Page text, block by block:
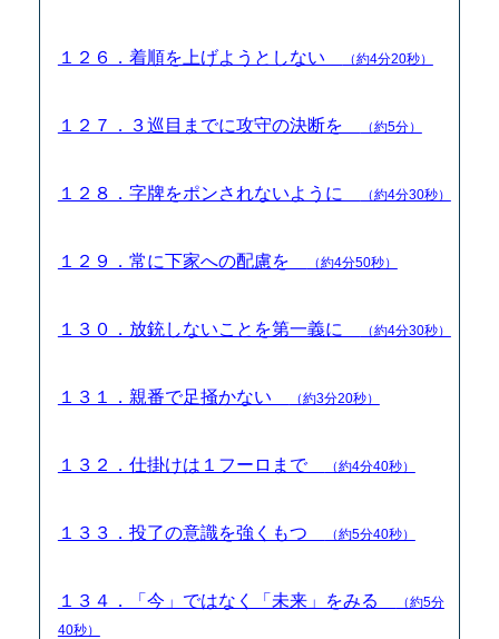
１２６．着順を上げようとしない （約4分20秒）
１２７．３巡目までに攻守の決断を （約5分）
１２８．字牌をポンされないように （約4分30秒）
１２９．常に下家への配慮を （約4分50秒）
１３０．放銃しないことを第一義に （約4分30秒）
１３１．親番で足掻かない （約3分20秒）
１３２．仕掛けは１フーロまで （約4分40秒）
１３３．投了の意識を強くもつ （約5分40秒）
１３４．「今」ではなく「未来」をみる
（約5分
40秒）